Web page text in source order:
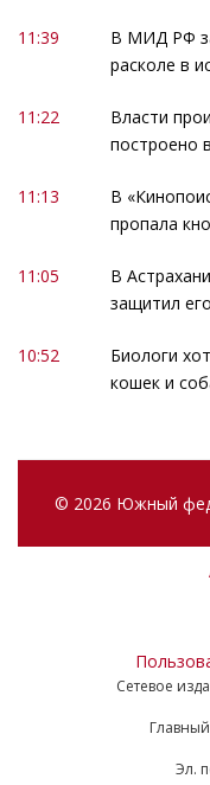
11:39
В МИД РФ
расколе в
11:22
Власти
построено
11:13
В
пропала
11:05
В
защитил
10:52
Биологи
кошек и
© 2026 Южный
Сетевое
Эл.